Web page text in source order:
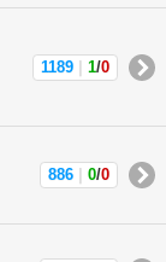
1189 1/0
886 0/0